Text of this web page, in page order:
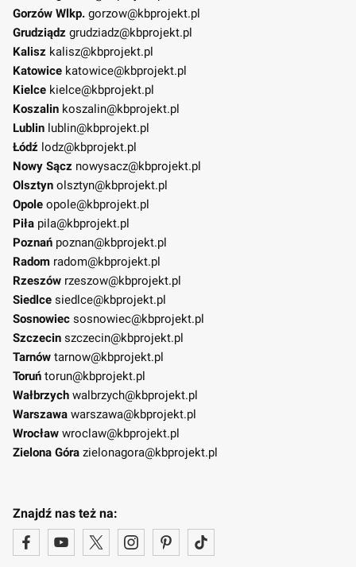
Gorzów Wlkp. gorzow@kbprojekt.pl
Grudziądz grudziadz@kbprojekt.pl
Kalisz kalisz@kbprojekt.pl
Katowice katowice@kbprojekt.pl
Kielce kielce@kbprojekt.pl
Koszalin koszalin@kbprojekt.pl
Lublin lublin@kbprojekt.pl
Łódź lodz@kbprojekt.pl
Nowy Sącz nowysacz@kbprojekt.pl
Olsztyn olsztyn@kbprojekt.pl
Opole opole@kbprojekt.pl
Piła pila@kbprojekt.pl
Poznań poznan@kbprojekt.pl
Radom radom@kbprojekt.pl
Rzeszów rzeszow@kbprojekt.pl
Siedlce siedlce@kbprojekt.pl
Sosnowiec sosnowiec@kbprojekt.pl
Szczecin szczecin@kbprojekt.pl
Tarnów tarnow@kbprojekt.pl
Toruń torun@kbprojekt.pl
Wałbrzych walbrzych@kbprojekt.pl
Warszawa warszawa@kbprojekt.pl
Wrocław wroclaw@kbprojekt.pl
Zielona Góra zielonagora@kbprojekt.pl
Znajdź nas też na: